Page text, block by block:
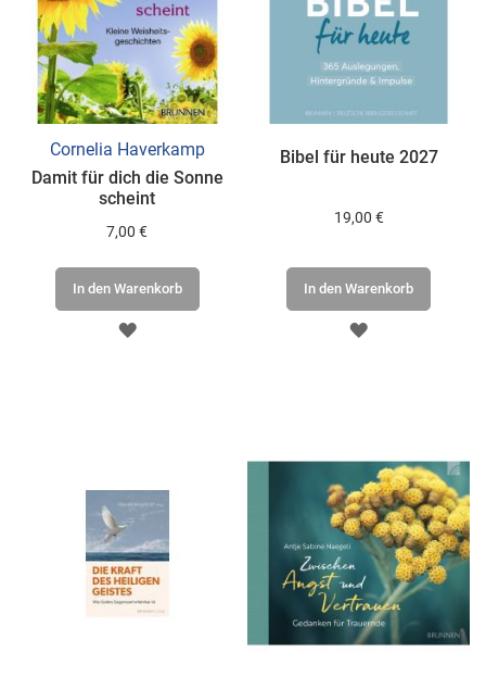
Cornelia Haverkamp
Damit für dich die Sonne
scheint
7,00 €
In den Warenkorb
ZUR
Bibel für heute 2027
19,00 €
In den Warenkorb
ZUR